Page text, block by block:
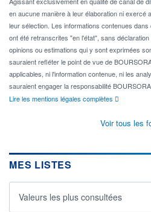
en aucune manière à leur élaboration ni exercé
leur sélection. Les informations contenues
ont été retranscrites "en l'état", sans
opinions ou estimations qui y sont exprimées
sauraient refléter le point de vue de
applicables, ni l'information contenue, ni les
sauraient engager la responsabilité
Lire les mentions légales complètes
Voir tous les
MES LISTES
Valeurs les plus consultées